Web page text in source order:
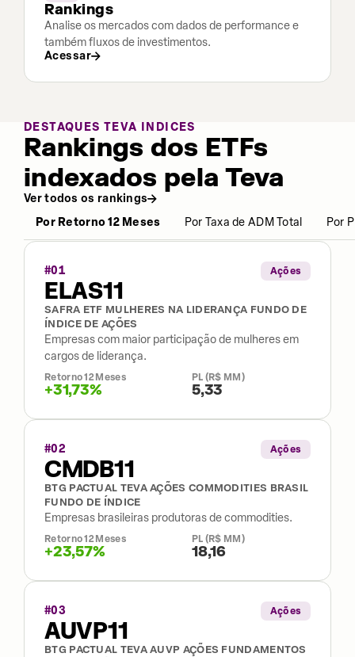
Rankings
Analise os mercados com dados de performance e
também fluxos de investimentos.
Acessar
DESTAQUES TEVA INDICES
Rankings dos ETFs
indexados pela Teva
Ver todos os rankings
Por Retorno 12 Meses
Por Taxa de ADM Total Por
#01 Ações
ELAS11
SAFRA ETF MULHERES NA LIDERANÇA FUNDO DE
ÍNDICE DE AÇÕES
Empresas com maior participação de mulheres em
cargos de liderança.
Retorno 12 Meses
+31,73%
PL (R$ MM)
5,33
#02 Ações
CMDB11
BTG PACTUAL TEVA AÇÕES COMMODITIES BRASIL
FUNDO DE ÍNDICE
Empresas brasileiras produtoras de commodities.
Retorno 12 Meses
+23,57%
PL (R$ MM)
18,16
#03 Ações
AUVP11
BTG PACTUAL TEVA AUVP AÇÕES FUNDAMENTOS